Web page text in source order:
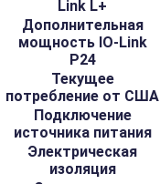
Link L+
Дополнительная
мощность IO-Link
P24
Текущее
потребление от США
Подключение
источника питания
Электрическая
изоляция